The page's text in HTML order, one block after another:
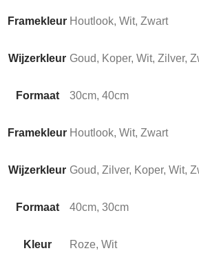
Framekleur Houtlook, Wit, Zwart
Wijzerkleur Goud, Koper, Wit, Zilver,
Formaat 30cm, 40cm
Framekleur Houtlook, Wit, Zwart
Wijzerkleur Goud, Zilver, Koper, Wit,
Formaat 40cm, 30cm
Kleur Roze, Wit